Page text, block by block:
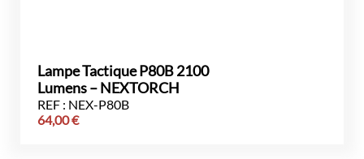
Lampe Tactique P80B 2100
Lumens – NEXTORCH
REF : NEX-P80B
64,00€